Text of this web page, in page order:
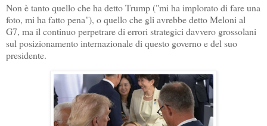
Non è tanto quello che ha detto Trump ("mi ha implorato di fare una
foto, mi ha fatto pena"), o quello che gli avrebbe detto Meloni al
G7, ma il continuo perpetrare di errori strategici davvero grossolani
sul posizionamento internazionale di questo governo e del suo
presidente.